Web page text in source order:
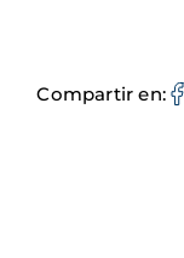
Compartir en